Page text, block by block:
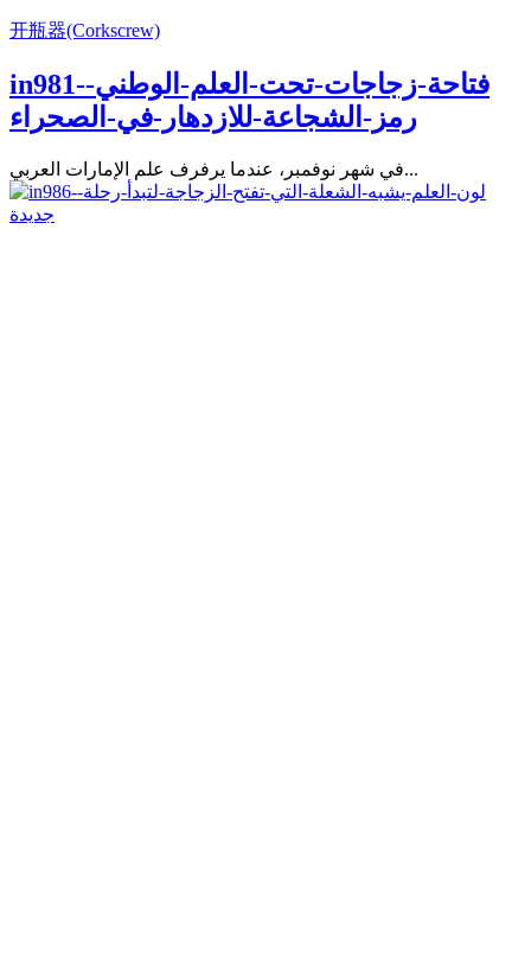
开瓶器(Corkscrew)
in981-فتاحة-زجاجات-تحت-العلم-الوطني-
رمز-الشجاعة-للازدهار-في-الصحراء
في شهر نوفمبر، عندما يرفرف علم الإمارات العربي...